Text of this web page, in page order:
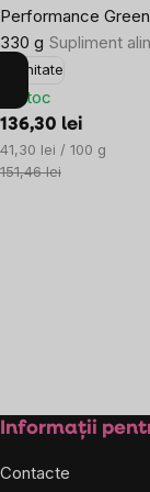
Performance
330 g Supliment
Imunitate
În stoc
136,30 lei
Evaluare
preţ:
41,30 lei / 100 g
151,46 lei
Subsol
Informații
Contacte